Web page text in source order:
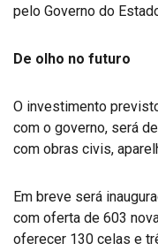
pelo Governo do
De olho no futuro
O investimento
com o governo, será
com obras civis,
Em breve será
com oferta de 603
oferecer 130 celas e